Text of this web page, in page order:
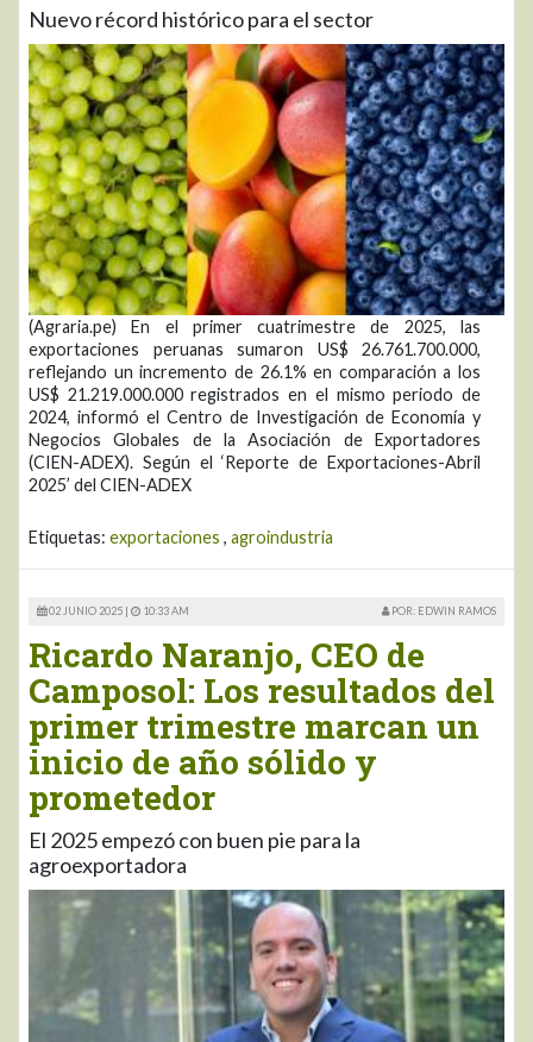
Nuevo récord histórico para el sector
(Agraria.pe) En el primer cuatrimestre de 2025, las
exportaciones peruanas sumaron US$ 26.761.700.000,
reflejando un incremento de 26.1% en comparación a los
US$ 21.219.000.000 registrados en el mismo periodo de
2024, informó el Centro de Investigación de Economía y
Negocios Globales de la Asociación de Exportadores
(CIEN-ADEX). Según el ‘Reporte de Exportaciones-Abril
2025’ del CIEN-ADEX
Etiquetas: exportaciones , agroindustria
02 JUNIO 2025 | 10:33 AM POR: EDWIN RAMOS
Ricardo Naranjo, CEO de
Camposol: Los resultados del
primer trimestre marcan un
inicio de año sólido y
prometedor
El 2025 empezó con buen pie para la
agroexportadora